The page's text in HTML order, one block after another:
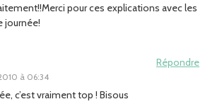
pour ces explications avec les
journée!
à 06:34
Répondre
c’est vraiment top ! Bisous